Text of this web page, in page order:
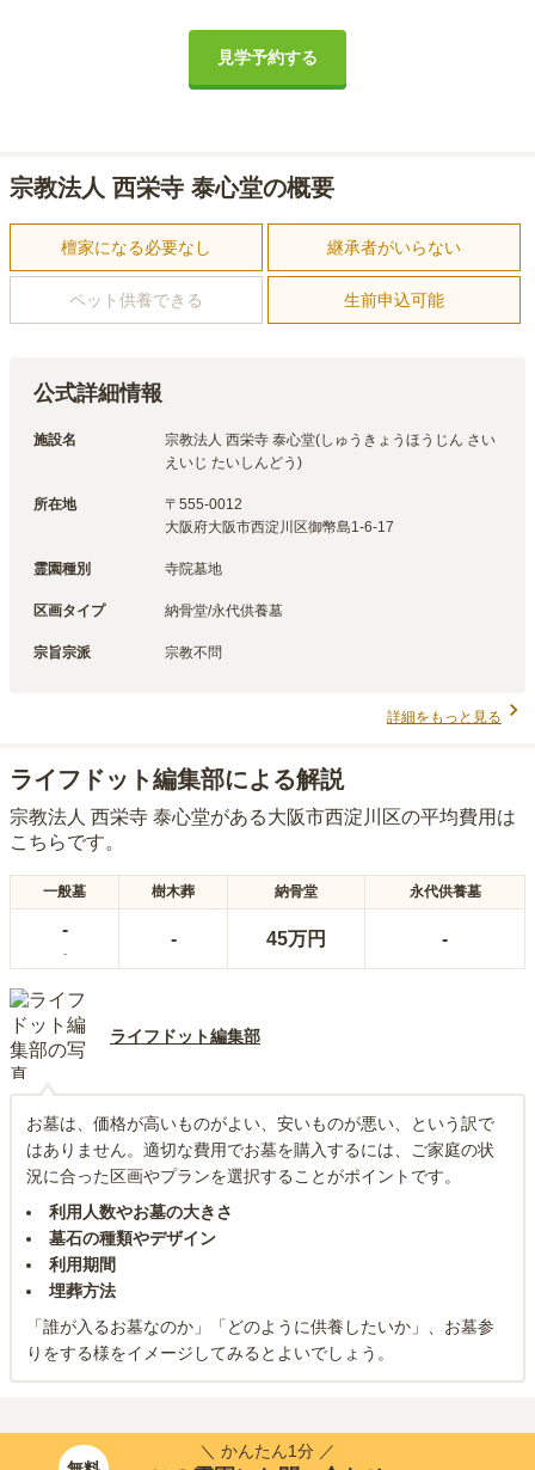
見学予約する
宗教法人 西栄寺 泰心堂の概要
檀家になる必要なし 継承者がいらない
ペット供養できる 生前申込可能
公式詳細情報
施設名
宗教法人 西栄寺 泰心堂(しゅうきょうほうじん さい
えいじ たいしんどう)
所在地 〒 555-0012
大阪府大阪市西淀川区御幣島1-6-17
霊園種別 寺院墓地
区画タイプ 納骨堂/永代供養墓
宗旨宗派 宗教不問
詳細をもっと見る
ライフドット編集部による解説
宗教法人 西栄寺 泰心堂がある大阪市西淀川区の平均費用は
こちらです。
一般墓 樹木葬 納骨堂 永代供養墓
-
-
- 45万円 -
ライフドット編集部
お墓は、価格が高いものがよい、安いものが悪い、という訳で
はありません。適切な費用でお墓を購入するには、ご家庭の状
況に合った区画やプランを選択することがポイントです。
利用人数やお墓の大きさ
墓石の種類やデザイン
利用期間
埋葬方法
「誰が入るお墓なのか」「どのように供養したいか」、お墓参
りをする様をイメージしてみるとよいでしょう。
＼ かんたん1分 ／